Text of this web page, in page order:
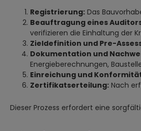
Registrierung: Das
Beauftragung eines
verifizieren die Einhaltung der
Zieldefinition und Pre-
Dokumentation und
Energieberechnungen,
Einreichung und
Zertifikatserteilung: Nach
Dieser Prozess erfordert eine